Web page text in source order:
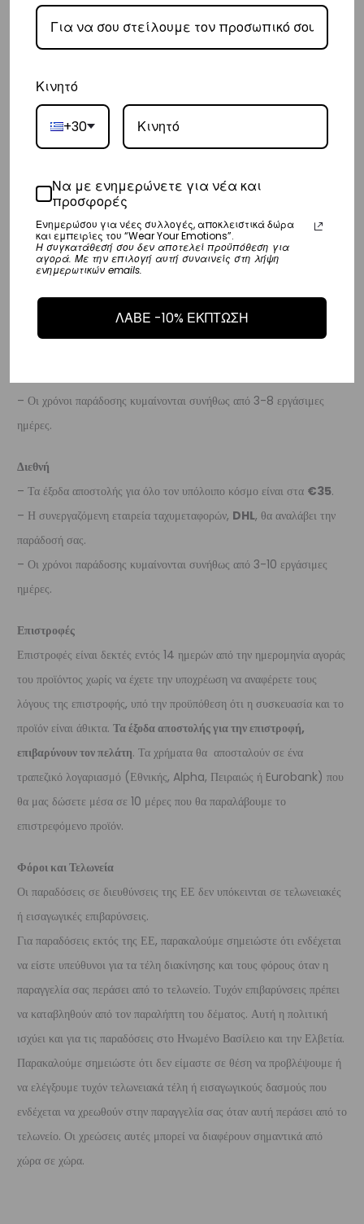
– Οι χρόνοι παράδοσης συνήθως κυμαίνονται από 1-3 εργάσιμες
ημέρες.
Ελλάδα με extra χρέωση €2.
Κύπρος
– Η συνεργαζόμενη εταιρεία ταχυμεταφορών,Aramex
την παράδοσή σας.
– Οι χρόνοι παράδοσης κυμαίνονται συνήθως από 2-7 εργάσιμες
ημέρες.
Ευρώπη
– Τα έξοδα αποστολής για όλο την Ευρώπη είναι στα
– Οι χρόνοι παράδοσης κυμαίνονται συνήθως από 3-8 εργάσιμες
ημέρες.
Διεθνή
– Τα έξοδα αποστολής για όλο τον υπόλοιπο κόσμο είναι στα €35.
– Η συνεργαζόμενη εταιρεία ταχυμεταφορών, DHL, θα αναλάβει την
παράδοσή σας.
– Οι χρόνοι παράδοσης κυμαίνονται συνήθως από 3-10 εργάσιμες
ημέρες.
Επιστροφές
Επιστροφές είναι δεκτές εντός 14 ημερών από την ημερομηνία αγοράς
του προϊόντος χωρίς να έχετε την υποχρέωση να αναφέρετε τους
λόγους της επιστροφής, υπό την προϋπόθεση ότι η συσκευασία και το
προϊόν είναι άθικτα. Τα έξοδα αποστολής για την επιστροφή,
επιβαρύνουν τον πελάτη. Τα χρήματα θα αποσταλούν σε ένα
τραπεζικό λογαριασμό (Εθνικής, Alpha, Πειραιώς ή Eurobank) που
θα μας δώσετε μέσα σε 10 μέρες που θα παραλάβουμε το
επιστρεφόμενο προϊόν.
Φόροι και Τελωνεία
Οι παραδόσεις σε διευθύνσεις της ΕΕ δεν υπόκεινται σε τελωνειακές
ή εισαγωγικές επιβαρύνσεις.
Για παραδόσεις εκτός της ΕΕ, παρακαλούμε σημειώστε ότι ενδέχεται
να είστε υπεύθυνοι για τα τέλη διακίνησης και τους φόρους όταν η
παραγγελία σας περάσει από το τελωνείο. Τυχόν επιβαρύνσεις πρέπει
να καταβληθούν από τον παραλήπτη του δέματος. Αυτή η πολιτική
ισχύει και για τις παραδόσεις στο Ηνωμένο Βασίλειο και την Ελβετία.
Παρακαλούμε σημειώστε ότι δεν είμαστε σε θέση να προβλέψουμε ή
να ελέγξουμε τυχόν τελωνειακά τέλη ή εισαγωγικούς δασμούς που
ενδέχεται να χρεωθούν στην παραγγελία σας όταν αυτή περάσει από το
τελωνείο. Οι χρεώσεις αυτές μπορεί να διαφέρουν σημαντικά από
χώρα σε χώρα.
Κινητό
+30
Να με ενημερώνετε για νέα και
προσφορές
Ενημερώσου για νέες συλλογές, αποκλειστικά δώρα
και εμπειρίες του “Wear Your Emotions”.
Η συγκατάθεσή σου δεν αποτελεί προϋπόθεση για
αγορά. Με την επιλογή αυτή συναινείς στη λήψη
ενημερωτικών emails.
ΛΑΒΕ -10% ΕΚΠΤΩΣΗ